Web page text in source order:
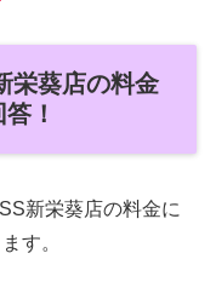
栄葵店の料金
！
新栄葵店の料金に
す。